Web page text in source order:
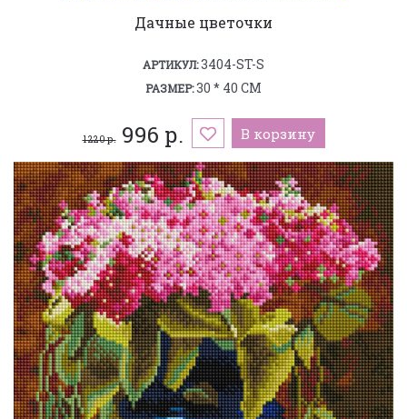
Дачные цветочки
АРТИКУЛ:3404-ST-S
РАЗМЕР:30 * 40 СМ
1 220 р.996 р. В корзину